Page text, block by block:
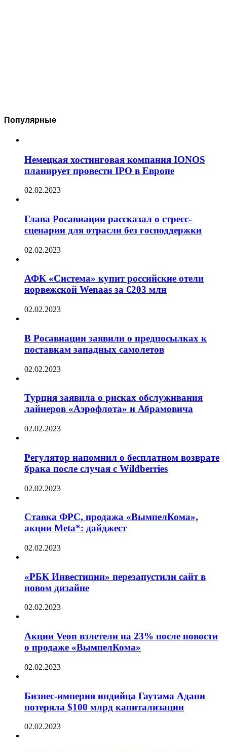
Популярные
Немецкая хостинговая компания IONOS
планирует провести IPO в Европе
02.02.2023
Глава Росавиации рассказал о стресс-
сценарии для отрасли без господдержки
02.02.2023
АФК «Система» купит российские отели
норвежской Wenaas за €203 млн
02.02.2023
В Росавиации заявили о предпосылках к
поставкам западных самолетов
02.02.2023
Турция заявила о рисках обслуживания
лайнеров «Аэрофлота» и Абрамовича
02.02.2023
Регулятор напомнил о бесплатном возврате
брака после случая с Wildberries
02.02.2023
Ставка ФРС, продажа «ВымпелКома»,
акции Meta*: дайджест
02.02.2023
«РБК Инвестиции» перезапустили сайт в
новом дизайне
02.02.2023
Акции Veon взлетели на 23% после новости
о продаже «ВымпелКома»
02.02.2023
Бизнес-империя индийца Гаутама Адани
потеряла $100 млрд капитализации
02.02.2023